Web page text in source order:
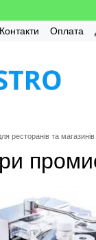
Контакти Оплата
ресторанів та магазинів